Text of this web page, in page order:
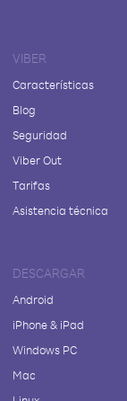
VIBER
Características
Blog
Seguridad
Viber Out
Tarifas
Asistencia técnica
DESCARGAR
Android
iPhone & iPad
Windows PC
Mac